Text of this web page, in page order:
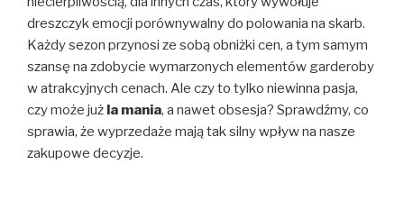
dreszczyk emocji porównywalny do polowania na skarb.
Każdy sezon przynosi ze sobą obniżki cen, a tym samym
szansę na zdobycie wymarzonych elementów garderoby
w atrakcyjnych cenach. Ale czy to tylko niewinna pasja,
czy może już la mania, a nawet obsesja? Sprawdźmy, co
sprawia, że wyprzedaże mają tak silny wpływ na nasze
zakupowe decyzje.